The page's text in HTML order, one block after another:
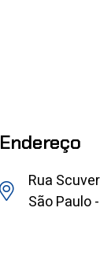
Endereço
Rua
São Paulo